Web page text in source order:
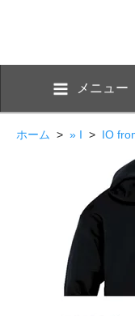
メニュー
ホーム > » I > IO